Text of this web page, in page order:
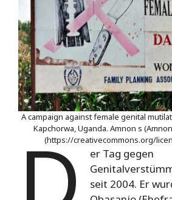
A campaign against female genital
Kapchorwa, Uganda. Amnon s
(https://creativecommons.org/
er Tag gegen
seit 2004. Er